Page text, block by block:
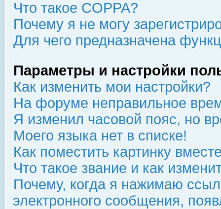
Что такое COPPA?
Почему я не могу
Для чего предназначена
Параметры и настройки
Как изменить мои настройки?
На форуме неправильное
Я изменил часовой пояс, но
Моего языка нет в списке!
Как поместить картинку
Что такое звание и как
Почему, когда я нажимаю
электронного сообщения,